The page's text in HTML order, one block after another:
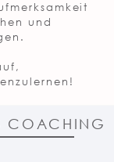
und
COACHING